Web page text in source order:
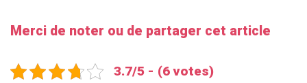
Merci de noter ou de partager cet article
3.7/5 - (6 votes)